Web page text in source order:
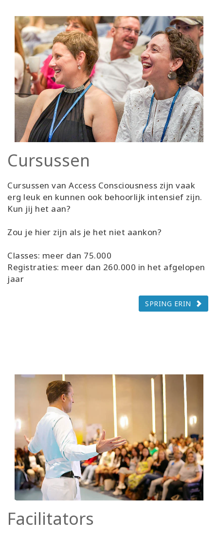
Cursussen
Cursussen van Access Consciousness zijn vaak
erg leuk en kunnen ook behoorlijk intensief zijn.
Kun jij het aan?
Zou je hier zijn als je het niet aankon?
Classes: meer dan 75.000
Registraties: meer dan 260.000 in het afgelopen
jaar
SPRING ERIN
Facilitators